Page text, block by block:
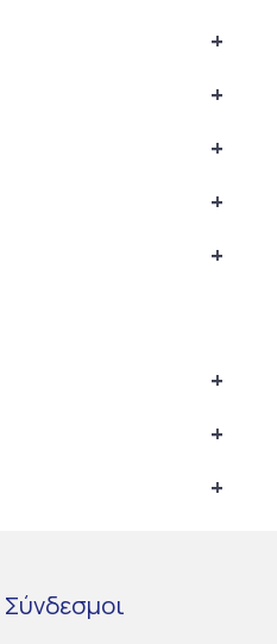
+
+
+
+
+
+
+
+
Σύνδεσμοι